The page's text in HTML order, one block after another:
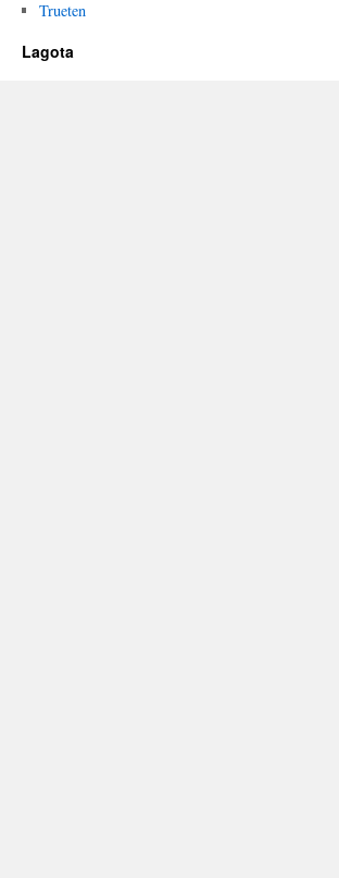
Trueten
Lagota